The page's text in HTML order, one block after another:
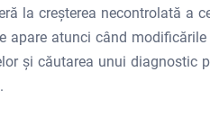
la creșterea necontrolată a
apare atunci când
și căutarea unui diagnostic